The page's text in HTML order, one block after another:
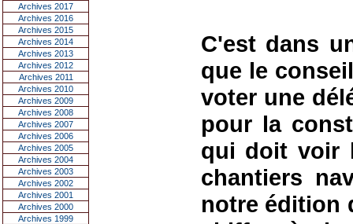
Archives 2017
Archives 2016
Archives 2015
Archives 2014
Archives 2013
Archives 2012
Archives 2011
Archives 2010
Archives 2009
Archives 2008
Archives 2007
Archives 2006
Archives 2005
Archives 2004
Archives 2003
Archives 2002
Archives 2001
Archives 2000
Archives 1999
C'est dans
que le
voter une
pour la
qui doit voir
chantiers
notre édition